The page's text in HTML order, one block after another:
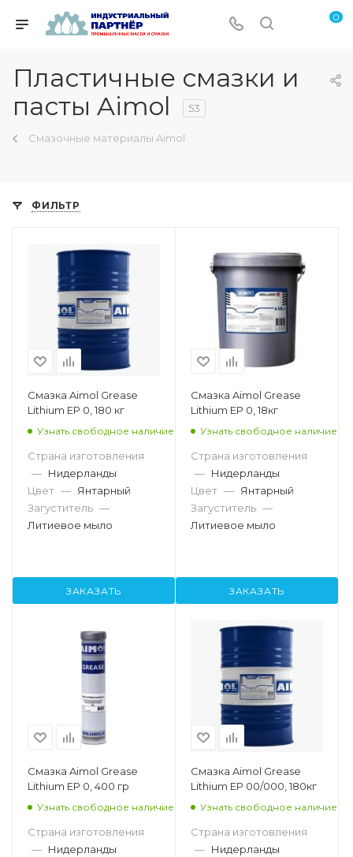
0
Пластичные смазки и
пасты Aimol
53
Смазочные материалы Aimol
ФИЛЬТР
Смазка Aimol Grease
Lithium EP 0, 180 кг
Узнать свободное наличие
Страна изготовления
— Нидерланды
Цвет — Янтарный
Загуститель —
Литиевое мыло
ЗАКАЗАТЬ
Смазка Aimol Grease
Lithium EP 0, 18кг
Узнать свободное наличие
Страна изготовления
— Нидерланды
Цвет — Янтарный
Загуститель —
Литиевое мыло
ЗАКАЗАТЬ
Смазка Aimol Grease
Lithium EP 0, 400 гр
Узнать свободное наличие
Страна изготовления
— Нидерланды
Смазка Aimol Grease
Lithium EP 00/000, 180кг
Узнать свободное наличие
Страна изготовления
— Нидерланды